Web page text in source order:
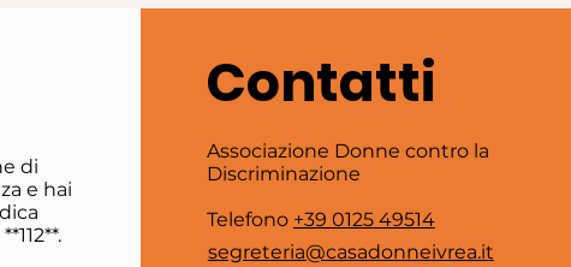
di
e hai
Contatti
Associazione Donne contro la
Discriminazione
Telefono +39 0125 49514
segreteria@casadonneivrea.it